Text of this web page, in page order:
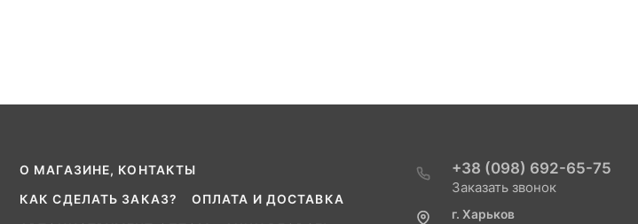
О МАГАЗИНЕ, КОНТАКТЫ
КАК СДЕЛАТЬ ЗАКАЗ? ОПЛАТА И ДОСТАВКА
+38 (098) 692-65-75
Заказать звонок
г. Харьков